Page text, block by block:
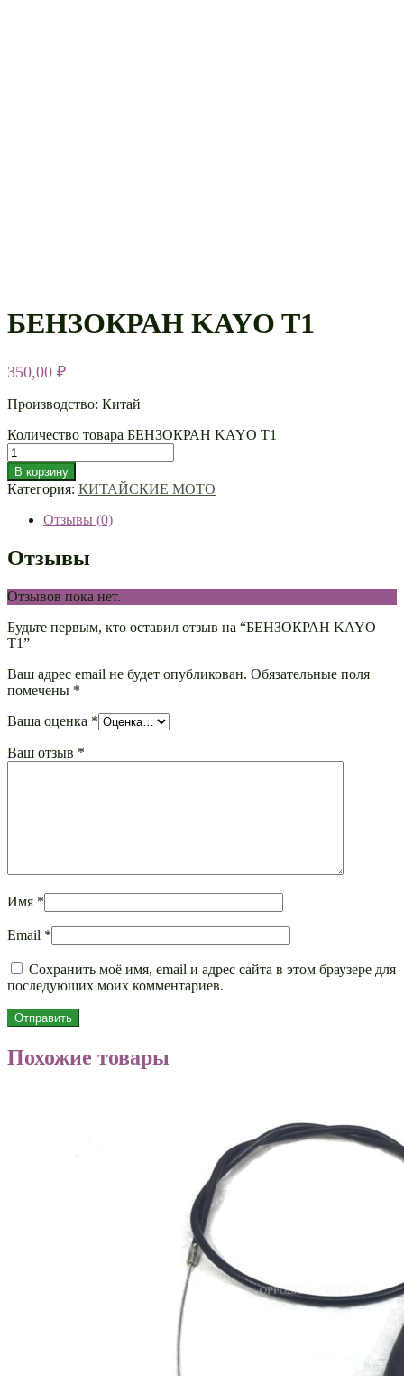
БЕНЗОКРАН KAYO T1
350,00 ₽
Производство: Китай
Количество товара БЕНЗОКРАН KAYO T1
В корзину
Категория: КИТАЙСКИЕ МОТО
Отзывы (0)
Отзывы
Отзывов пока нет.
Будьте первым, кто оставил отзыв на “БЕНЗОКРАН KAYO
T1”
Ваш адрес email не будет опубликован. Обязательные поля
помечены *
Ваша оценка *
Ваш отзыв *
Имя *
Email *
Сохранить моё имя, email и адрес сайта в этом браузере для
последующих моих комментариев.
Похожие товары